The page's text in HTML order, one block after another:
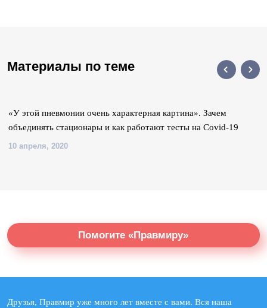
Материалы по теме
«У этой пневмонии очень характерная картина». Зачем
объединять стационары и как работают тесты на Covid-19
10 апреля, 2020
Помогите «Правмиру»
Друзья, Правмир уже много лет вместе с вами. Вся наша